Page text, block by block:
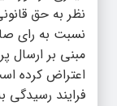
نظر به حق
مبنی بر ارسال
اعتراض کرده
فرایند رسیدگی